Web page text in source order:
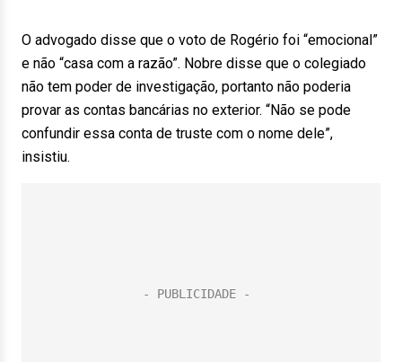
O advogado disse que o voto de Rogério foi “emocional”
e não “casa com a razão”. Nobre disse que o colegiado
não tem poder de investigação, portanto não poderia
provar as contas bancárias no exterior. “Não se pode
confundir essa conta de truste com o nome dele”,
insistiu.